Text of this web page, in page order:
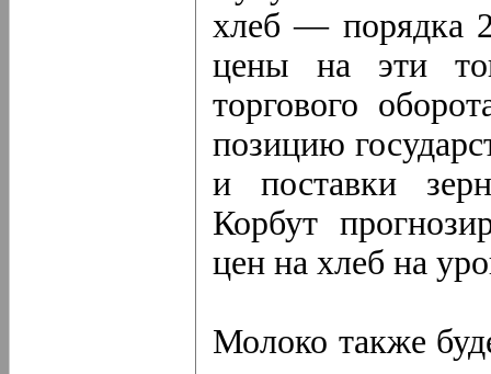
хлеб — порядка
цены на эти
торгового
позицию
и поставки
Корбут
цен на хлеб на
Молоко также